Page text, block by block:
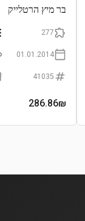
בר מיץ הרטלייק
277
01.01.2014
41035
286.86₪